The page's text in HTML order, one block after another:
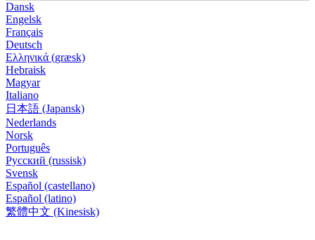
Dansk
Engelsk
Français
Deutsch
Ελληνικά (græsk)
Hebraisk
Magyar
Italiano
日本語 (Japansk)
Nederlands
Norsk
Português
Русский (russisk)
Svensk
Español (castellano)
Español (latino)
繁體中文 (Kinesisk)